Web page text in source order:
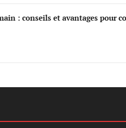
: conseils et avantages pour